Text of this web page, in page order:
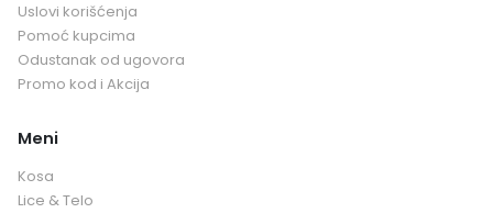
Uslovi korišćenja
Pomoć kupcima
Odustanak od ugovora
Promo kod i Akcija
Meni
Kosa
Lice & Telo